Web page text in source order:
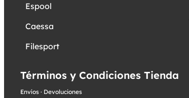
Espool
Caessa
Filesport
Términos y Condiciones Tienda
Envíos · Devoluciones